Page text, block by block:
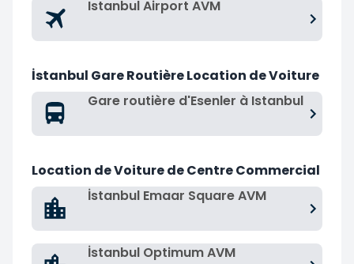
Istanbul Airport AVM
İstanbul Gare Routière Location de Voiture
Gare routière d'Esenler à Istanbul
Location de Voiture de Centre Commercial
İstanbul Emaar Square AVM
İstanbul Optimum AVM